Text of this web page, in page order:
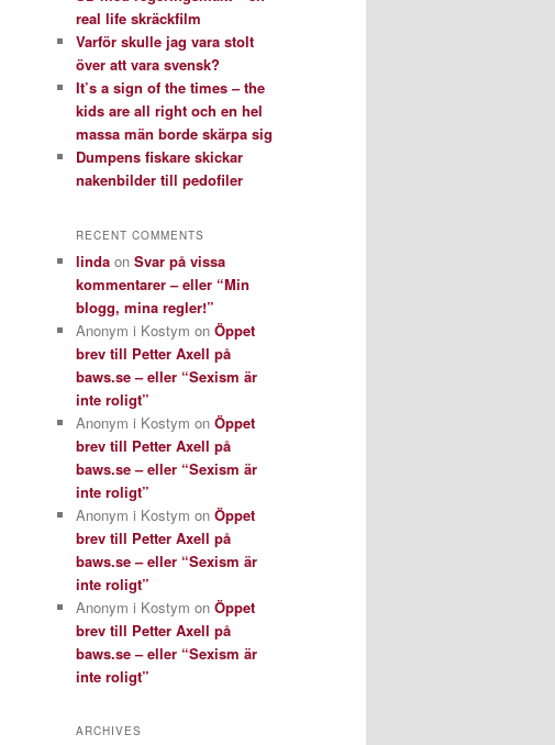
real life skräckfilm
Varför skulle jag vara stolt
över att vara svensk?
It’s a sign of the times – the
kids are all right och en hel
massa män borde skärpa sig
Dumpens fiskare skickar
nakenbilder till pedofiler
RECENT COMMENTS
linda on Svar på vissa
kommentarer – eller “Min
blogg, mina regler!”
Anonym i Kostym on Öppet
brev till Petter Axell på
baws.se – eller “Sexism är
inte roligt”
Anonym i Kostym on Öppet
brev till Petter Axell på
baws.se – eller “Sexism är
inte roligt”
Anonym i Kostym on Öppet
brev till Petter Axell på
baws.se – eller “Sexism är
inte roligt”
Anonym i Kostym on Öppet
brev till Petter Axell på
baws.se – eller “Sexism är
inte roligt”
ARCHIVES